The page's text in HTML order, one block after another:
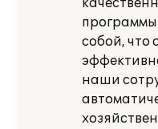
собой, что
наши